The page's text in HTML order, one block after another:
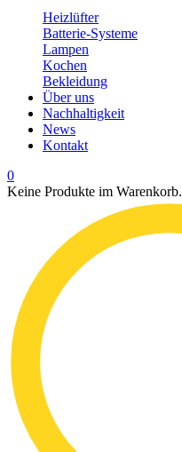
Heizlüfter
Batterie-Systeme
Lampen
Kochen
Bekleidung
Über uns
Nachhaltigkeit
News
Kontakt
0
Keine Produkte im Warenkorb.